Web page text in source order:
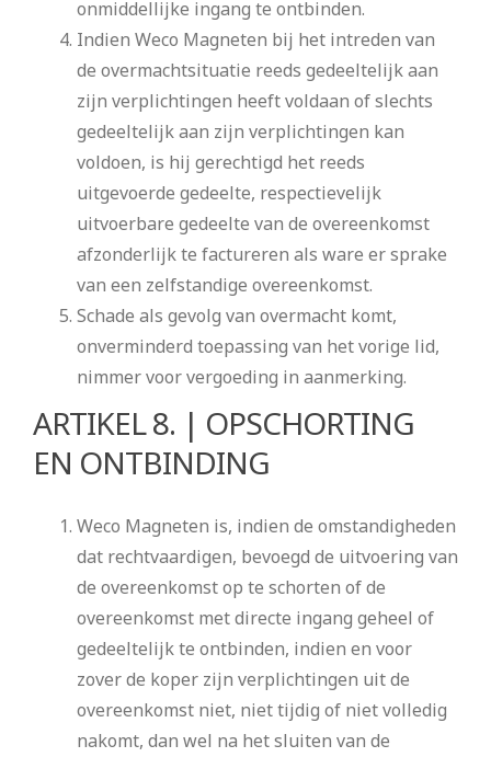
onmiddellijke ingang te ontbinden.
Indien Weco Magneten bij het intreden van
de overmachtsituatie reeds gedeeltelijk aan
zijn verplichtingen heeft voldaan of slechts
gedeeltelijk aan zijn verplichtingen kan
voldoen, is hij gerechtigd het reeds
uitgevoerde gedeelte, respectievelijk
uitvoerbare gedeelte van de overeenkomst
afzonderlijk te factureren als ware er sprake
van een zelfstandige overeenkomst.
Schade als gevolg van overmacht komt,
onverminderd toepassing van het vorige lid,
nimmer voor vergoeding in aanmerking.
ARTIKEL 8. | OPSCHORTING
EN ONTBINDING
Weco Magneten is, indien de omstandigheden
dat rechtvaardigen, bevoegd de uitvoering van
de overeenkomst op te schorten of de
overeenkomst met directe ingang geheel of
gedeeltelijk te ontbinden, indien en voor
zover de koper zijn verplichtingen uit de
overeenkomst niet, niet tijdig of niet volledig
nakomt, dan wel na het sluiten van de